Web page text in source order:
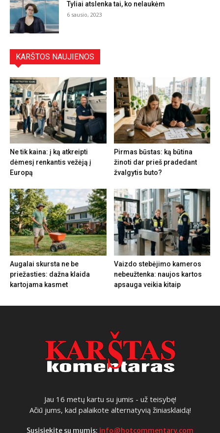
Tyliai atslenka tai, ko nelaukėm
6 sausio, 2023
KARŠTOS NAUJIENOS
Ne tik kaina: į ką atkreipti
dėmesį renkantis vežėją į
Europą
Pirmas būstas: ką būtina
žinoti dar prieš pradedant
žvalgytis buto?
Augalai skursta ne be
priežasties: dažna klaida
kartojama kasmet
Vaizdo stebėjimo kameros
nebeužtenka: naujos kartos
apsauga veikia kitaip
Jau 16 metų kartu su jumis - už teisybę!
Ačiū jums, kad palaikote alternatyvią žiniasklaidą!
Susisiekite su mumis: info@hotcommentary.com